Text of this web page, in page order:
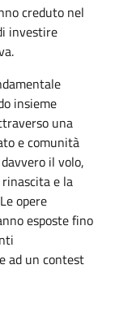
creduto nel
investire
insieme
una
e comunità
il volo,
e la
opere
esposte fino
ad un contest